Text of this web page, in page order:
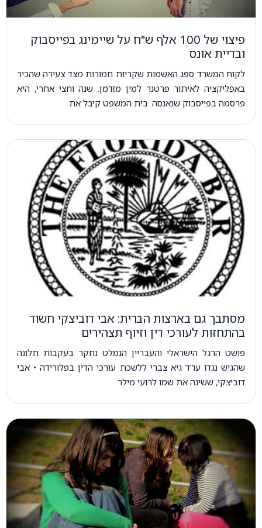
פיצוי של 100 אלף ש"ח על שיימינג בפייסבוק
ובדיית אונס
לקוח המשרד ספג האשמות שקריות חמורות מצד צעירה שהכיר
באפליקציה לאיתור פרטנר למין מזדמן. שנה וחצי אחרי, היא
פרסמה בפייסבוק שנאנסה. בית המשפט קיבל את
מסתבך גם בארצות הברית: אבי דוביצקי חשוד
בהתחזות לעורכי דין וזיוף תצהירים
פושט הרגל הישראלי והעבריין הנמלט נחקר בעקבות תלונה
שהגיש נגדו עו”ד גיא צברי ללשכת עורכי הדין בפלורידה • אבי
דוביצקי, ששינה את שמו לרועי מילר